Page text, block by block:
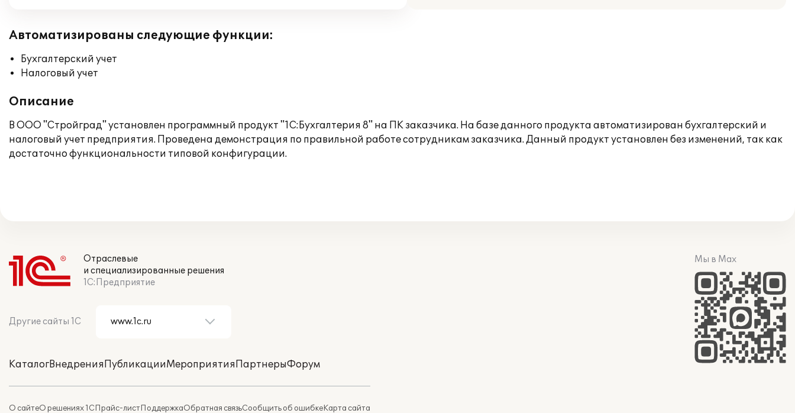
Автоматизированы следующие функции:
Бухгалтерский учет
Налоговый учет
Описание
В ООО "Стройград" установлен программный продукт "1С:Бухгалтерия 8" на ПК заказчика. На базе данного продукта автоматизирован бухгалтерский и
налоговый учет предприятия. Проведена демонстрация по правильной работе сотрудникам заказчика. Данный продукт установлен без изменений, так как
достаточно функциональности типовой конфигурации.
Отраслевые
и специализированные решения
1С:Предприятие
Другие сайты 1С
КаталогВнедренияПубликацииМероприятияПартнерыФорум
О сайтеО решениях 1СПрайс-листПоддержкаОбратная связьСообщить об ошибкеКарта сайта
Мы в Max